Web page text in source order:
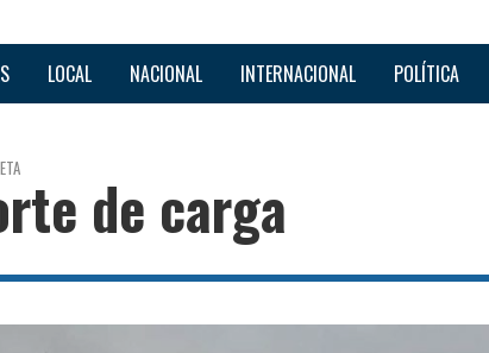
LOCAL NACIONAL INTERNACIONAL POLÍTICA
de carga